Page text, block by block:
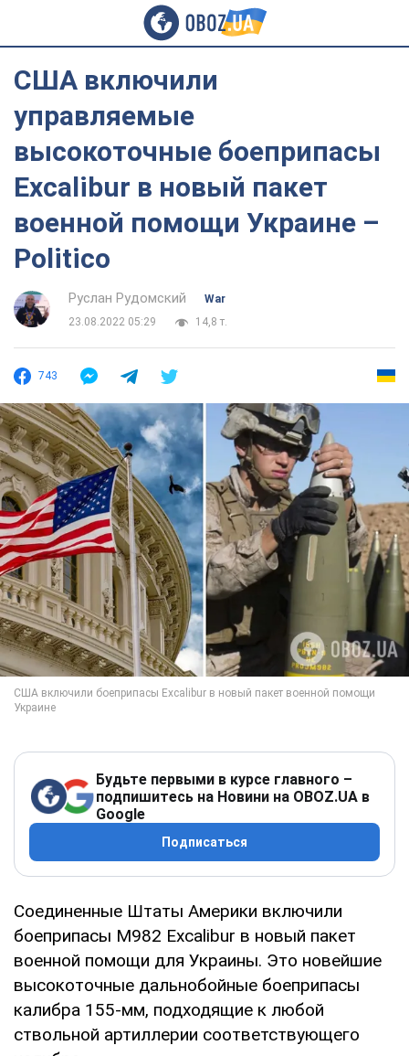
США включили
управляемые
высокоточные боеприпасы
Excalibur в новый пакет
военной помощи Украине –
Politico
Руслан Рудомский
War
23.08.2022 05:29
14,8 т.
743
Будьте первыми в курсе главного –
подпишитесь на Новини на OBOZ.UA в
Google
Подписаться
Соединенные Штаты Америки включили
боеприпасы M982 Excalibur в новый пакет
военной помощи для Украины. Это новейшие
высокоточные дальнобойные боеприпасы
калибра 155-мм, подходящие к любой
ствольной артиллерии соответствующего